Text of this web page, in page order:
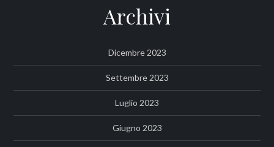
Archivi
Dicembre 2023
Settembre 2023
Luglio 2023
Giugno 2023